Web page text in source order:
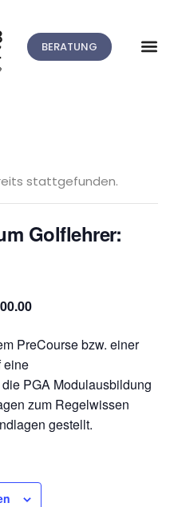
BERATUNG
stattgefunden.
Golflehrer:
PreCourse bzw. einer
eine
PGA Modulausbildung
zum Regelwissen
gestellt.